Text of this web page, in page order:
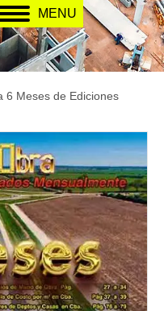
MENU
6 Meses de Ediciones